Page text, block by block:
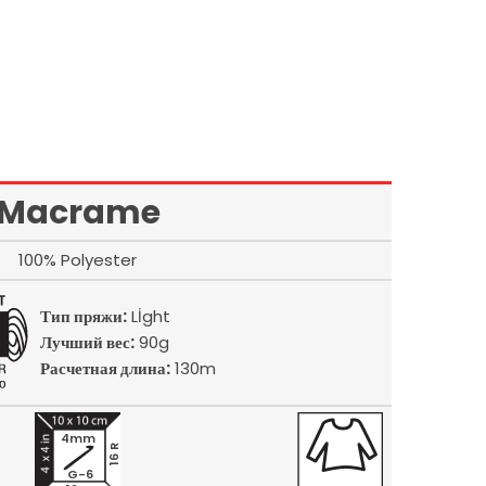
100% Polyester
Тип пряжи:Lİght
Лучший вес:90g
Расчетная длина:130m
16 R
4mm
G-6